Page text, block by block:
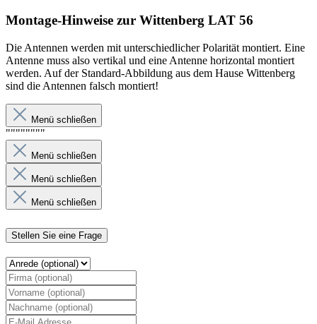
Montage-Hinweise zur Wittenberg LAT 56
Die Antennen werden mit unterschiedlicher Polarität montiert. Eine
Antenne muss also vertikal und eine Antenne horizontal montiert
werden. Auf der Standard-Abbildung aus dem Hause Wittenberg
sind die Antennen falsch montiert!
Menü schließen
""""""""
Menü schließen
Menü schließen
Menü schließen
Stellen Sie eine Frage